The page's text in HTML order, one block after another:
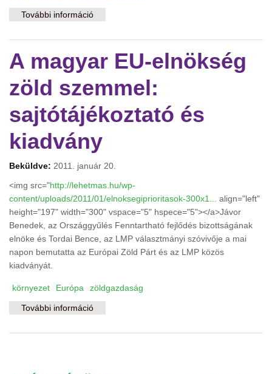
További információ
A magyar EU-elnökség
zöld szemmel:
sajtótájékoztató és
kiadvány
Beküldve: 2011. január 20.
<img src="http://lehetmas.hu/wp-
content/uploads/2011/01/elnoksegiprioritasok-300x1...
align="left"
height="197" width="300" vspace="5" hspece="5"></a>Jávor
Benedek, az Országgyűlés Fenntartható fejlődés bizottságának
elnöke és Tordai Bence, az LMP választmányi szóvivője a mai
napon bemutatta az Európai Zöld Párt és az LMP közös
kiadványát.
környezet Európa zöldgazdaság
További információ
kapcsolatosan